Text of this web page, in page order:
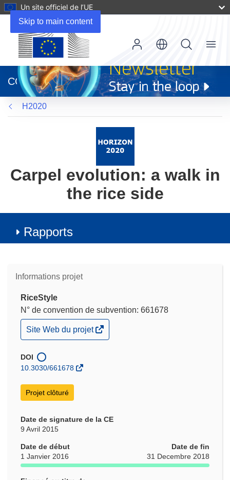
Skip to main content
Un site officiel de l’UE
dans
une
nouvelle
fenêtre)
CORDIS
Menu
H2020
Carpel evolution: a walk in
the rice side
Rapports
Informations projet
RiceStyle
N° de convention de subvention: 661678
(s’ouvre
dans
nouvelle
fenêtre)
Site Web du projet
DOI
10.3030/661678
Projet clôturé
Date de signature de la CE
9 Avril 2015
Date de début
1 Janvier 2016
Date de fin
31 Decembre 2018